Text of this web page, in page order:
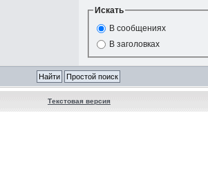
Искать
В сообщениях
В заголовках
Текстовая версия